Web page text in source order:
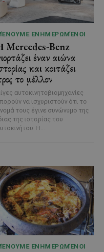
ΕΝΗΜΕΡΩΜΈΝΟΙ
Mercedes-Benz
έναν αιώνα
και κοιτάζει
το μέλλον
αυτοκινητοβιομηχανίες
να ισχυριστούν ότι το
τους έγινε συνώνυμο της
της ιστορίας του
αυτοκινήτου. Η...
ΕΝΗΜΕΡΩΜΈΝΟΙ